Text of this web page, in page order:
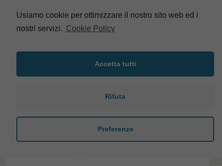
DIAGONAL(4)
DIAL(2)
DIANA(6)
Usiamo cookie per ottimizzare il nostro sito web ed i
nostri servizi. Cookie Policy
Accetta tutti
Rifuta
Preferenze